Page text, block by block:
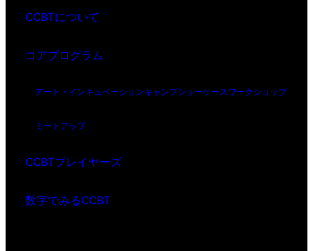
CCBTについて
コアプログラム
アート・インキュベーションキャンプショーケースワークショップ
ミートアップ
CCBTプレイヤーズ
数字でみるCCBT